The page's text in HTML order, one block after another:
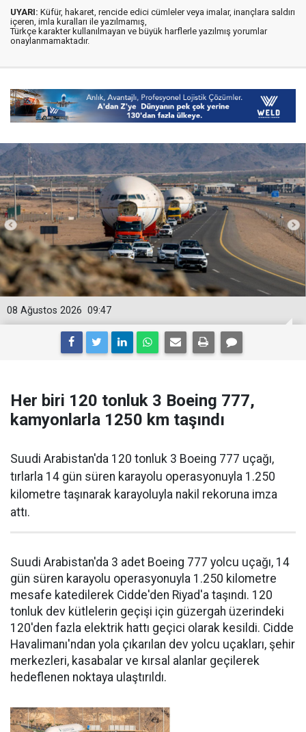
UYARI: Küfür, hakaret, rencide edici cümleler veya imalar, inançlara saldırı
içeren, imla kuralları ile yazılmamış,
Türkçe karakter kullanılmayan ve büyük harflerle yazılmış yorumlar
onaylanmamaktadır.
09:47
08 Ağustos 2026
Her biri 120 tonluk 3 Boeing 777,
kamyonlarla 1250 km taşındı
Suudi Arabistan'da 120 tonluk 3 Boeing 777 uçağı,
tırlarla 14 gün süren karayolu operasyonuyla 1.250
kilometre taşınarak karayoluyla nakil rekoruna imza
attı.
Suudi Arabistan'da 3 adet Boeing 777 yolcu uçağı, 14
gün süren karayolu operasyonuyla 1.250 kilometre
mesafe katedilerek Cidde'den Riyad'a taşındı. 120
tonluk dev kütlelerin geçişi için güzergah üzerindeki
120'den fazla elektrik hattı geçici olarak kesildi. Cidde
Havalimanı'ndan yola çıkarılan dev yolcu uçakları, şehir
merkezleri, kasabalar ve kırsal alanlar geçilerek
hedeflenen noktaya ulaştırıldı.